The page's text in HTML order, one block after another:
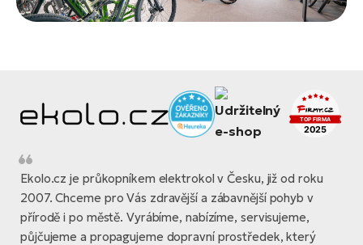
Ekolo.cz je průkopníkem elektrokol v Česku, již od roku
2007. Chceme pro Vás zdravější a zábavnější pohyb v
přírodě i po městě. Vyrábíme, nabízíme, servisujeme,
půjčujeme a propagujeme dopravní prostředek, který